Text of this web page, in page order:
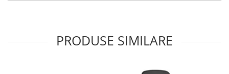
PRODUSE SIMILARE